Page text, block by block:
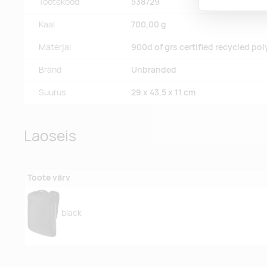
Kaal 700,00 g
Materjal 900d of grs certified recycled
Bränd Unbranded
Suurus 29 x 43,5 x 11 cm
Laoseis
Toote värv
black